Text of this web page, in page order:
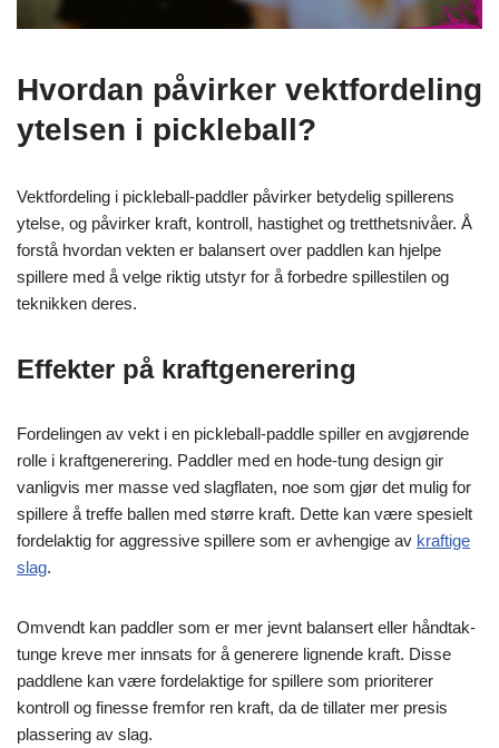
Hvordan påvirker vektfordeling
ytelsen i pickleball?
Vektfordeling i pickleball-paddler påvirker betydelig spillerens
ytelse, og påvirker kraft, kontroll, hastighet og tretthetsnivåer. Å
forstå hvordan vekten er balansert over paddlen kan hjelpe
spillere med å velge riktig utstyr for å forbedre spillestilen og
teknikken deres.
Effekter på kraftgenerering
Fordelingen av vekt i en pickleball-paddle spiller en avgjørende
rolle i kraftgenerering. Paddler med en hode-tung design gir
vanligvis mer masse ved slagflaten, noe som gjør det mulig for
spillere å treffe ballen med større kraft. Dette kan være spesielt
fordelaktig for aggressive spillere som er avhengige av kraftige
slag.
Omvendt kan paddler som er mer jevnt balansert eller håndtak-
tunge kreve mer innsats for å generere lignende kraft. Disse
paddlene kan være fordelaktige for spillere som prioriterer
kontroll og finesse fremfor ren kraft, da de tillater mer presis
plassering av slag.